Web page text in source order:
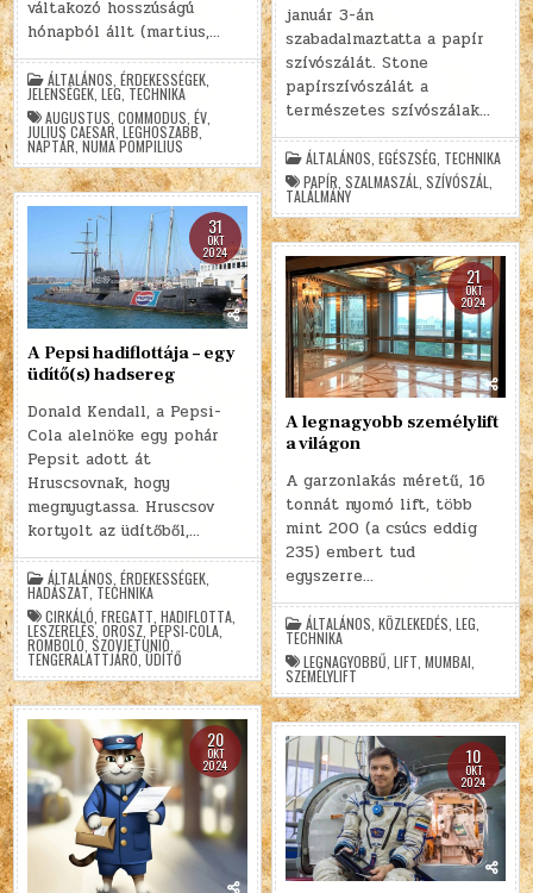
váltakozó hosszúságú
hónapból állt (martius,…
ÁLTALÁNOS,ÉRDEKESSÉGEK,
JELENSÉGEK,LEG, TECHNIKA
AUGUSTUS,COMMODUS,ÉV,
JULIUS CAESAR,LEGHOSZABB,
NAPTÁR,NUMA POMPILIUS
január 3-án
szabadalmaztatta a papír
szívószálát. Stone
papírszívószálát a
természetes szívószálak…
ÁLTALÁNOS,EGÉSZSÉG, TECHNIKA
PAPÍR,SZALMASZÁL,SZÍVÓSZÁL,
TALÁLMÁNY
31
OKT
2024
A Pepsi hadiflottája – egy
üdítő(s) hadsereg
Donald Kendall, a Pepsi-
Cola alelnöke egy pohár
Pepsit adott át
Hruscsovnak, hogy
megnyugtassa. Hruscsov
kortyolt az üdítőből,…
ÁLTALÁNOS,ÉRDEKESSÉGEK,
HADÁSZAT, TECHNIKA
CIRKÁLÓ,FREGATT,HADIFLOTTA,
LESZERELÉS,OROSZ,PEPSI-COLA,
ROMBOLÓ,SZOVJETUNIÓ,
TENGERALATTJÁRÓ,ÜDÍTŐ
21
OKT
2024
A legnagyobb személylift
a világon
A garzonlakás méretű, 16
tonnát nyomó lift, több
mint 200 (a csúcs eddig
235) embert tud
egyszerre…
ÁLTALÁNOS ,KÖZLEKEDÉS ,LEG
TECHNIKA
LEGNAGYOBBŰ ,LIFT ,MUMBAI
SZEMÉLYLIFT
20
OKT
2024 10
OKT
2024